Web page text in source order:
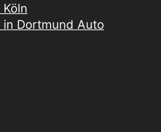
in Dortmund Auto